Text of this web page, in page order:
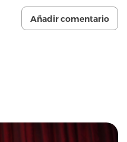
Añadir comentario